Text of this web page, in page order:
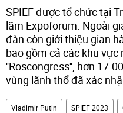
SPIEF được tổ chức tại
lãm Expoforum. Ngoài
đàn còn giới thiệu gian
bao gồm cả các khu
''Roscongress'', hơn
vùng lãnh thổ đã xác
Vladimir Putin SPIEF 2023